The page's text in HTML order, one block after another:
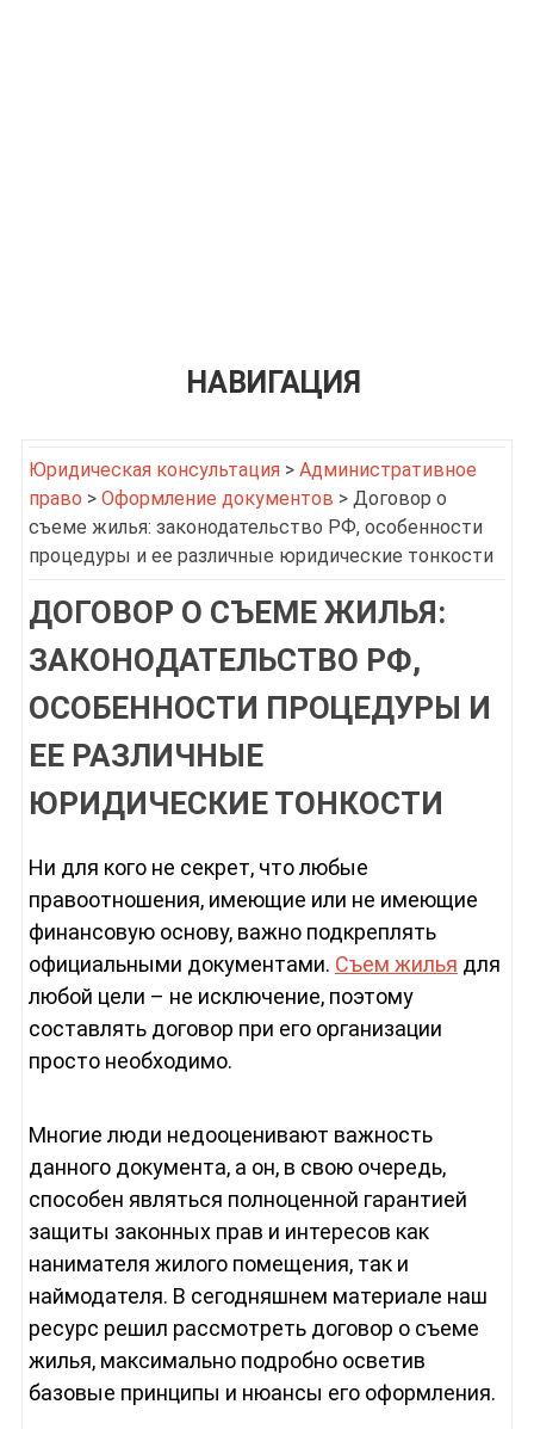
НАВИГАЦИЯ
Юридическая консультация> Административное
право > Оформление документов > Договор о
съеме жилья: законодательство РФ, особенности
процедуры и ее различные юридические тонкости
ДОГОВОР О СЪЕМЕ ЖИЛЬЯ:
ЗАКОНОДАТЕЛЬСТВО РФ,
ОСОБЕННОСТИ ПРОЦЕДУРЫ И
ЕЕ РАЗЛИЧНЫЕ
ЮРИДИЧЕСКИЕ ТОНКОСТИ
Ни для кого не секрет, что любые
правоотношения, имеющие или не имеющие
финансовую основу, важно подкреплять
официальными документами. Съем жилья для
любой цели – не исключение, поэтому
составлять договор при его организации
просто необходимо.
Многие люди недооценивают важность
данного документа, а он, в свою очередь,
способен являться полноценной гарантией
защиты законных прав и интересов как
нанимателя жилого помещения, так и
наймодателя. В сегодняшнем материале наш
ресурс решил рассмотреть договор о съеме
жилья, максимально подробно осветив
базовые принципы и нюансы его оформления.